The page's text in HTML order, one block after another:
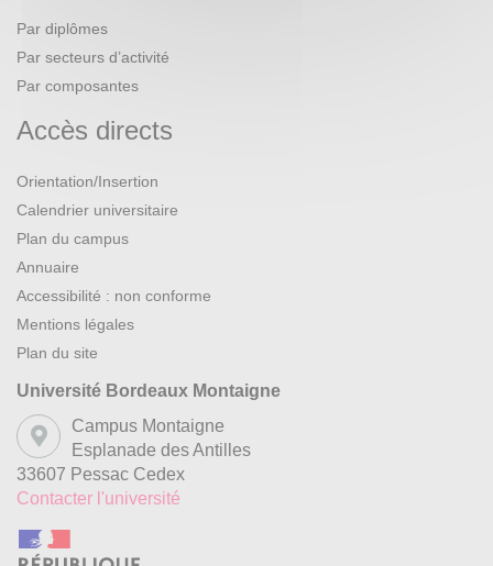
Par diplômes
Par secteurs d’activité
Par composantes
Accès directs
Orientation/Insertion
Calendrier universitaire
Plan du campus
Annuaire
Accessibilité : non conforme
Mentions légales
Plan du site
Université Bordeaux Montaigne
Campus Montaigne
Esplanade des Antilles
33607 Pessac Cedex
Contacter l'université